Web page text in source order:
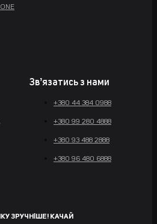
Звʼязатись з нами
+380 44 384 0988
+380 99 280 4888
+380 93 488 2888
+380 96 480 6888
ЗРУЧНІШЕ! КАЧАЙ